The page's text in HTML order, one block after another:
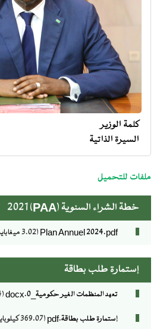
menu
ministre
كلمة الوزير
السيرة الذاتية
ملفات للتحميل
خطة الشراء السنوية (PAA) 2021
Plan Annuel 2024.pdf (3.02 ميغابايت)
إستمارة طلب بطاقة
تعهد المنظمات الغير حكومية_0.docx (53.14 كيلوبايت)
إستمارة طلب بطاقة.pdf (369.07 كيلوبايت)